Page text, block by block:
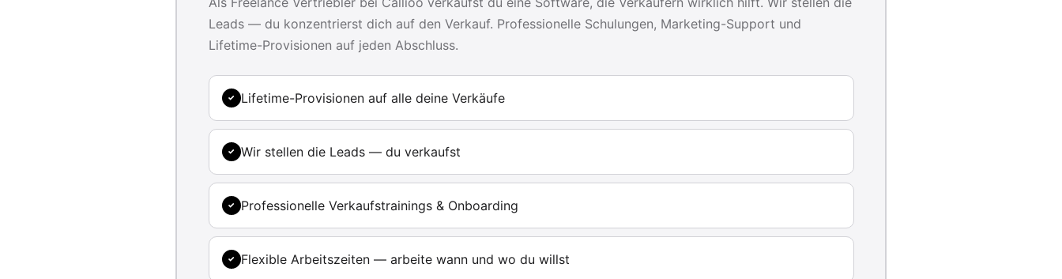
Leads — du konzentrierst dich auf den Verkauf. Professionelle Schulungen, Marketing-Support und
Lifetime-Provisionen auf jeden Abschluss.
✓ Lifetime-Provisionen auf alle deine Verkäufe
✓ Wir stellen die Leads — du verkaufst
✓ Professionelle Verkaufstrainings & Onboarding
✓ Flexible Arbeitszeiten — arbeite wann und wo du willst